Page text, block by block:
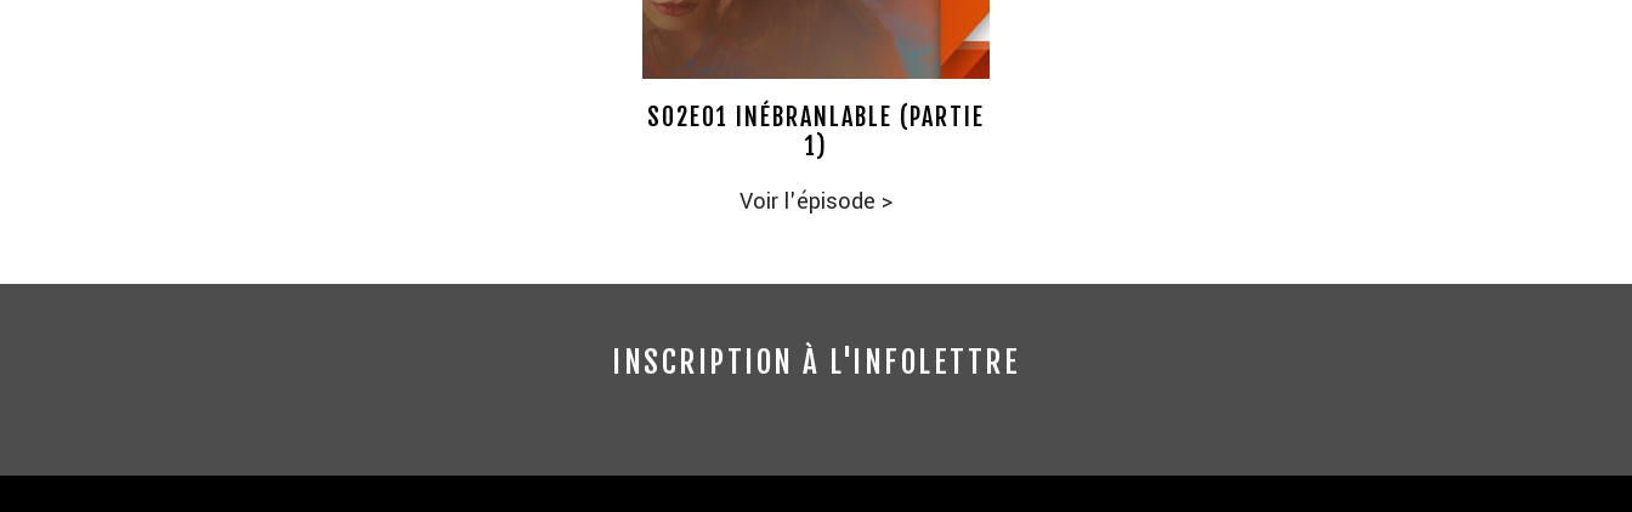
S02E01 INÉBRANLABLE (PARTIE
1)
Voir l'épisode >
INSCRIPTION À L'INFOLETTRE